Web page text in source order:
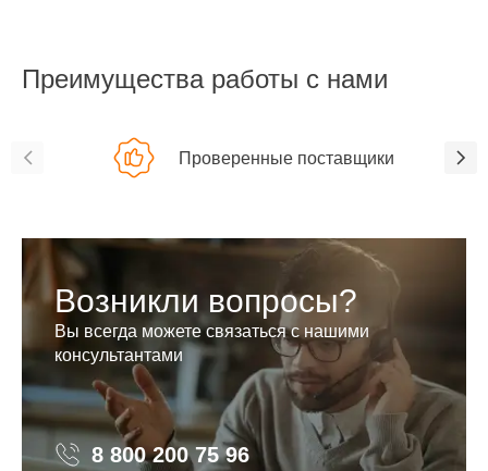
Преимущества работы с нами
Проверенные поставщики
Возникли вопросы?
Вы всегда можете связаться с нашими
консультантами
8 800 200 75 96 8 800 200 75 96